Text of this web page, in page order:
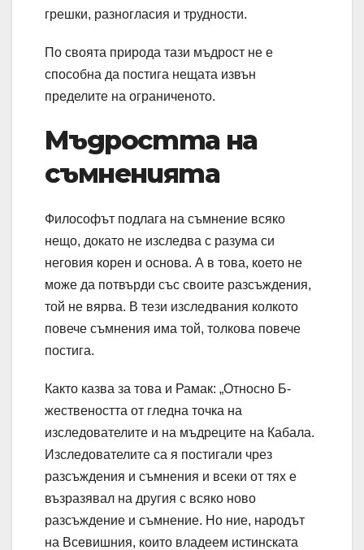
грешки, разногласия и трудности.
По своята природа тази мъдрост не е
способна да постига нещата извън
пределите на ограниченото.
Мъдростта на
съмненията
Философът подлага на съмнение всяко
нещо, докато не изследва с разума си
неговия корен и основа. А в това, което не
може да потвърди със своите разсъждения,
той не вярва. В тези изследвания колкото
повече съмнения има той, толкова повече
постига.
Както казва за това и Рамак: „Относно Б-
жествеността от гледна точка на
изследователите и на мъдреците на Кабала.
Изследователите са я постигали чрез
разсъждения и съмнения и всеки от тях е
възразявал на другия с всяко ново
разсъждение и съмнение. Но ние, народът
на Всевишния, които владеем истинската